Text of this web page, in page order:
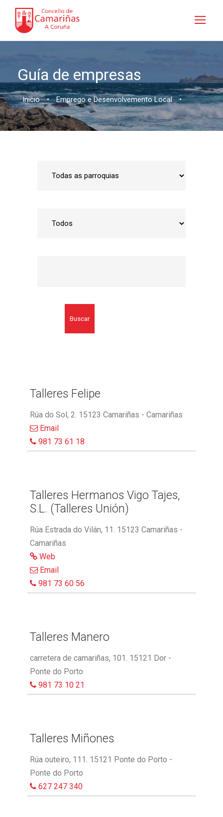
Guía de empresas
Inicio • Emprego e Desenvolvemento Local •
Buscar
Talleres Felipe
Rúa do Sol, 2. 15123 Camariñas - Camariñas
Email
981 73 61 18
Talleres Hermanos Vigo Tajes,
S.L. (Talleres Unión)
Rúa Estrada do Vilán, 11. 15123 Camariñas -
Camariñas
Web
Email
981 73 60 56
Talleres Manero
carretera de camariñas, 101. 15121 Dor -
Ponte do Porto
981 73 10 21
Talleres Miñones
Rúa outeiro, 111. 15121 Ponte do Porto -
Ponte do Porto
627 247 340